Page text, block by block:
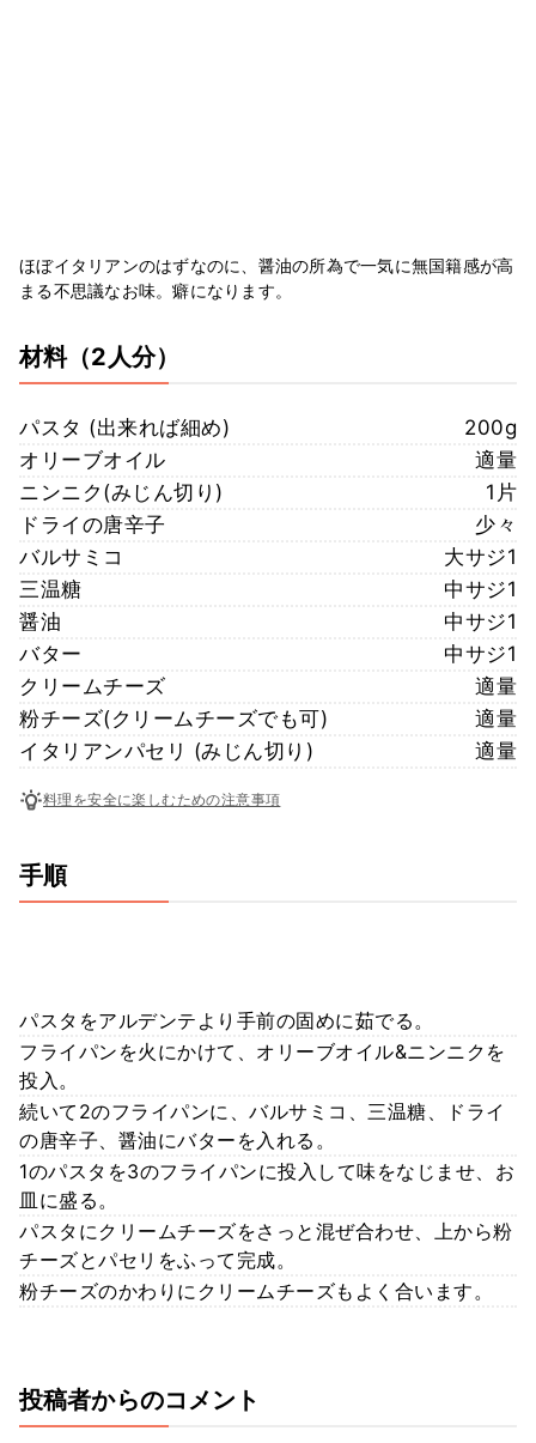
ほぼイタリアンのはずなのに、醤油の所為で一気に無国籍感が高
まる不思議なお味。癖になります。
材料（2人分）
パスタ (出来れば細め)
200g
オリーブオイル
適量
ニンニク(みじん切り)
1片
ドライの唐辛子
少々
バルサミコ
大サジ1
三温糖
中サジ1
醤油
中サジ1
バター
中サジ1
クリームチーズ
適量
粉チーズ(クリームチーズでも可)
適量
イタリアンパセリ (みじん切り)
適量
料理を安全に楽しむための注意事項
手順
パスタをアルデンテより手前の固めに茹でる。
フライパンを火にかけて、オリーブオイル&ニンニクを
投入。
続いて2のフライパンに、バルサミコ、三温糖、ドライ
の唐辛子、醤油にバターを入れる。
1のパスタを3のフライパンに投入して味をなじませ、お
皿に盛る。
パスタにクリームチーズをさっと混ぜ合わせ、上から粉
チーズとパセリをふって完成。
粉チーズのかわりにクリームチーズもよく合います。
投稿者からのコメント